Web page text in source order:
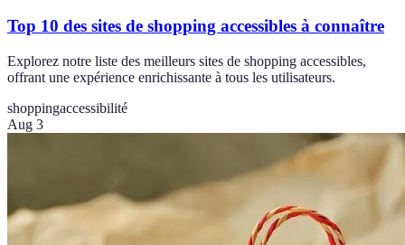
Top 10 des sites de shopping accessibles à connaître
Explorez notre liste des meilleurs sites de shopping accessibles,
offrant une expérience enrichissante à tous les utilisateurs.
shoppingaccessibilité
Aug 3